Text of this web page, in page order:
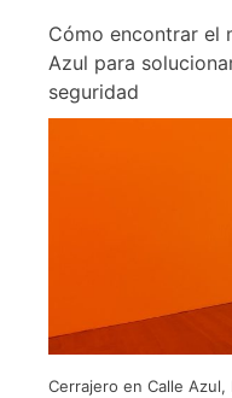
Cómo encontrar el
Azul para
seguridad
Cerrajero en Calle